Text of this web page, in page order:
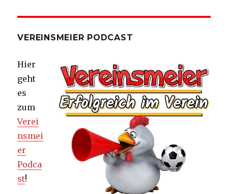
VEREINSMEIER PODCAST
Hier
geht
es
zum
Verei
nsmei
er
Podca
st!